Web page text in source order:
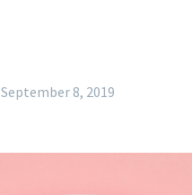
September 8, 2019